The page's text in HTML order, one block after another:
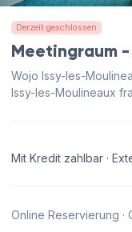
Derzeit geschlossen
Meetingraum
Wojo Issy-les-
Issy-les-Moulineaux
Mit Kredit zahlbar ·
Online Reservierung ·